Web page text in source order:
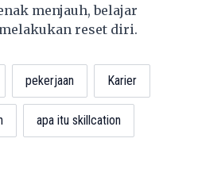
menjauh, belajar
reset diri.
pekerjaan Karier
apa itu skillcation